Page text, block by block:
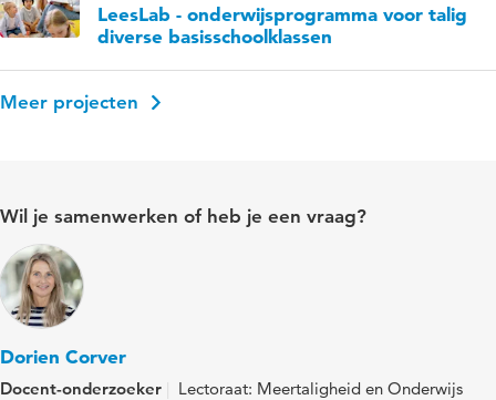
LeesLab - onderwijsprogramma voor talig
diverse basisschoolklassen
Meer projecten
Wil je samenwerken of heb je een vraag?
Dorien Corver
Docent-onderzoeker Lectoraat: Meertaligheid en Onderwijs